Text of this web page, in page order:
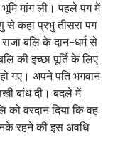
भूमि मांग ली। पहले पग में
से कहा प्रभु तीसरा पग
बलि के दान-धर्म से
की इच्छा पूर्ति के लिए
गए। अपने पति भगवान
बांध दी। बदले में
को वरदान दिया कि वह
रहने की इस अवधि